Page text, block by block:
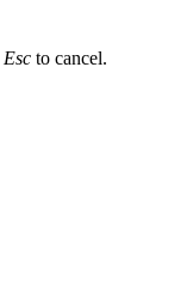
Esc to cancel.